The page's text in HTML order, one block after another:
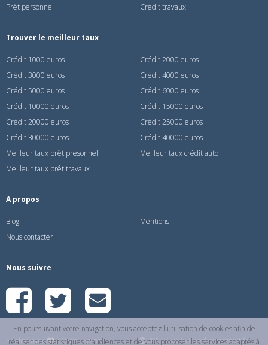
En poursuivant votre navigation, vous acceptez l'utilisation de cookies afin de
réaliser des statistiques d'audiences et de vous proposer les services adaptés à
Prêt personnel
Crédit travaux
Trouver le meilleur taux
Crédit 1000 euros
Crédit 2000 euros
Crédit 3000 euros
Crédit 4000 euros
Crédit 5000 euros
Crédit 6000 euros
Crédit 10000 euros
Crédit 15000 euros
Crédit 20000 euros
Crédit 25000 euros
Crédit 30000 euros
Crédit 40000 euros
Meilleur taux prêt presonnel
Meilleur taux crédit auto
Meilleur taux prêt travaux
A propos
Blog
Mentions
Nous contacter
Nous suivre
Réalisé avec à Paris - France 2017 / 2026 Checkmoncredit.fr